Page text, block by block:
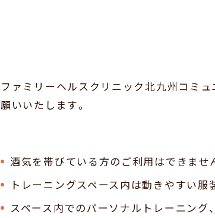
ファミリーヘルスクリニック北九州コミ
願いいたします。
酒気を帯びている方のご利用はできませ
トレーニングスペース内は動きやすい
スペース内でのパーソナルトレーニング